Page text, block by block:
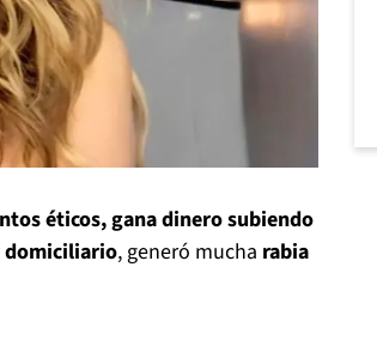
éticos, gana dinero subiendo
domiciliario, generó mucha rabia